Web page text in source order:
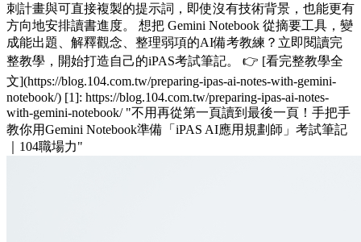
刺計畫與可直接複製的提示詞，即使沒有技術背景，也能更有
方向地安排讀書進度。 想把 Gemini Notebook 從摘要工具，變
成能出題、解釋觀念、整理弱項的AI備考教練？立即閱讀完
整教學，開始打造自己的iPAS考試筆記。 👉 [看完整教學全
文](https://blog.104.com.tw/preparing-ipas-ai-notes-with-gemini-
notebook/) [1]: https://blog.104.com.tw/preparing-ipas-ai-notes-
with-gemini-notebook/ "不用再從第一頁讀到最後一頁！手把手
教你用Gemini Notebook準備「iPAS AI應用規劃師」考試筆記
｜104職場力"